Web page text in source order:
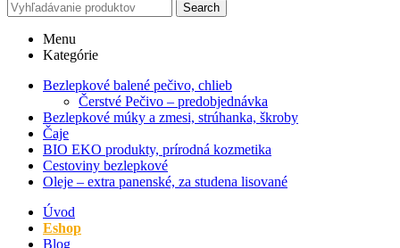
Search
Menu
Kategórie
Bezlepkové balené pečivo, chlieb
Čerstvé Pečivo – predobjednávka
Bezlepkové múky a zmesi, strúhanka, škroby
Čaje
BIO EKO produkty, prírodná kozmetika
Cestoviny bezlepkové
Oleje – extra panenské, za studena lisované
Úvod
Eshop
Blog